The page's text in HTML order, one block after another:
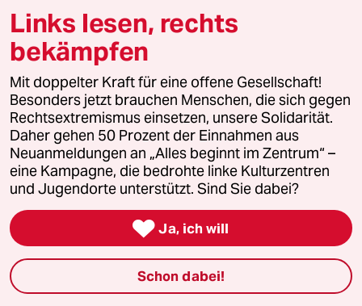
Kantine
Shop
Anzeigen
Fragen & Hilfe
Feedback
Aboservice
Links lesen, rechts
bekämpfen
Mit doppelter Kraft für eine offene Gesellschaft!
Besonders jetzt brauchen Menschen, die sich gegen
Rechtsextremismus einsetzen, unsere Solidarität.
Daher gehen 50 Prozent der Einnahmen aus
Neuanmeldungen an „Alles beginnt im Zentrum“ –
eine Kampagne, die bedrohte linke Kulturzentren
und Jugendorte unterstützt. Sind Sie dabei?
 Ja, ich will
Schon dabei!